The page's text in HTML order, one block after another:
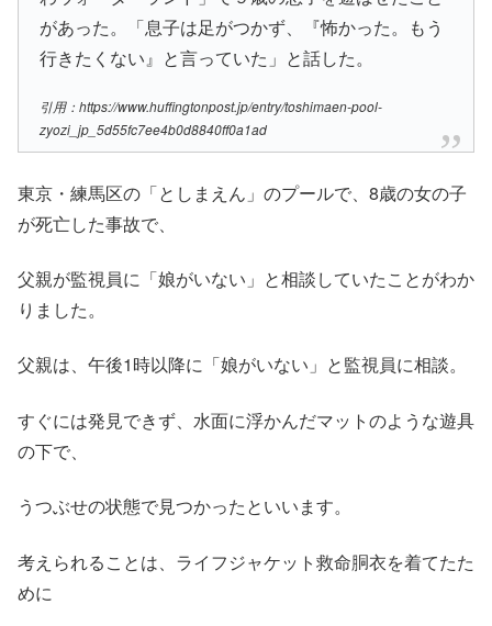
があった。「息子は足がつかず、『怖かった。もう
行きたくない』と言っていた」と話した。
引用：https://www.huffingtonpost.jp/entry/toshimaen-pool-
zyozi_jp_5d55fc7ee4b0d8840ff0a1ad
東京・練馬区の「としまえん」のプールで、8歳の女の子
が死亡した事故で、
父親が監視員に「娘がいない」と相談していたことがわか
りました。
父親は、午後1時以降に「娘がいない」と監視員に相談。
すぐには発見できず、水面に浮かんだマットのような遊具
の下で、
うつぶせの状態で見つかったといいます。
考えられることは、ライフジャケット救命胴衣を着てたた
めに